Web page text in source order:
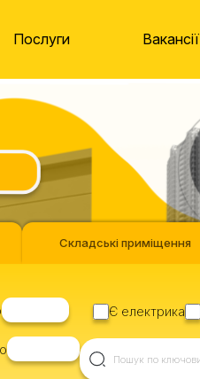
Послуги Вакансії
Складські приміщення
Є електрика